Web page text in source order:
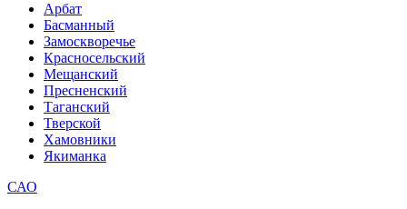
Арбат
Басманный
Замоскворечье
Красносельский
Мещанский
Пресненский
Таганский
Тверской
Хамовники
Якиманка
САО